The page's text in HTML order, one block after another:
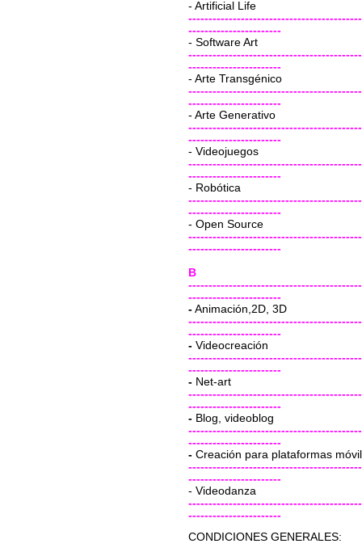
- Artificial Life
-----------------------
- Software Art
-----------------------
- Arte Transgénico
-----------------------
- Arte Generativo
-----------------------
- Videojuegos
-----------------------
- Robótica
-----------------------
- Open Source
-----------------------
B
-----------------------
- Animación,2D, 3D
-----------------------
- Videocreación
-----------------------
- Net-art
-----------------------
- Blog, videoblog
-----------------------
- Creación para plataformas
-----------------------
- Videodanza
-----------------------
CONDICIONES GENERALES: